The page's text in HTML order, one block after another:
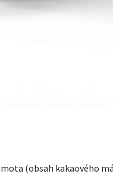
(obsah kakaového